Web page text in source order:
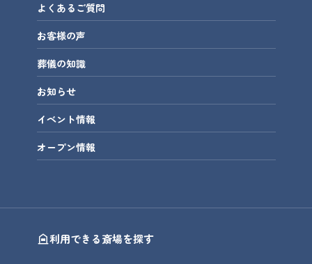
よくあるご質問
お客様の声
葬儀の知識
お知らせ
イベント情報
オープン情報
利用できる斎場を探す